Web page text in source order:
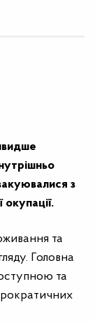
з
та
Головна
та